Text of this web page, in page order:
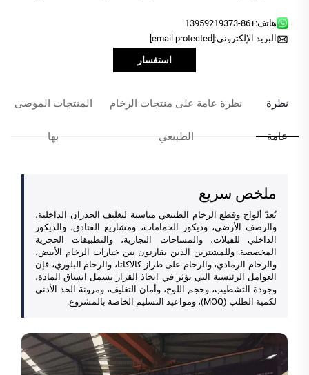
هاتف:+86-13959219373
البريد الإلكتروني:
استفسار
نظرة
عامة
نظرة عامة على منتجات الرخام
الطبيعي
المنتجات الموصى
بها
ملخص سريع
تُعدّ ألواح وقطع الرخام الطبيعي مناسبة لتغليف الجدران الداخلية،
والرصف الأرضي، وديكور الحمامات، ومشاريع الفنادق، والديكور
الداخلي للفيلات، والمساحات التجارية، والتطبيقات الحجرية
المخصصة. وللمشترين الذين يقارنون بين خيارات الرخام الأبيض،
والرخام الرمادي، والرخام على طراز كالاكاتا، والرخام البلوري، فإن
العوامل الرئيسية التي تؤثر في اتخاذ القرار تشمل اتساق المادة،
وجودة التشطيب، وحجم اللوح، وأمان التغليف، ومرونة الحد الأدنى
لكمية الطلب (MOQ)، ومواعيد التسليم الخاصة بالمشروع.